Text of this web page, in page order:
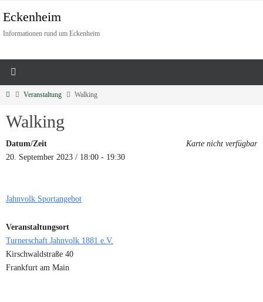
Eckenheim
Informationen rund um Eckenheim
Veranstaltung Walking
Walking
Karte nicht verfügbar
Datum/Zeit
20. September 2023 / 18:00 - 19:30
Jahnvolk Sportangebot
Veranstaltungsort
Turnerschaft Jahnvolk 1881 e.V.
Kirschwaldstraße 40
Frankfurt am Main